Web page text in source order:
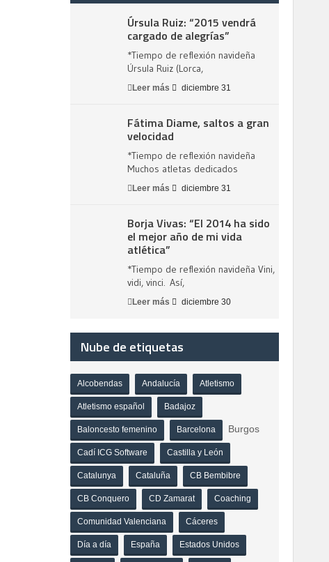
Úrsula Ruiz: “2015 vendrá
cargado de alegrías”
*Tiempo de reflexión navideña
Úrsula Ruiz (Lorca,
Leer más diciembre 31
Fátima Diame, saltos a gran
velocidad
*Tiempo de reflexión navideña
Muchos atletas dedicados
Leer más diciembre 31
Borja Vivas: “El 2014 ha sido
el mejor año de mi vida
atlética”
*Tiempo de reflexión navideña Vini,
vidi, vinci. Así,
Leer más diciembre 30
Nube de etiquetas
Alcobendas Andalucía Atletismo
Atletismo español Badajoz
Baloncesto femenino Barcelona Burgos
Cadí ICG Software Castilla y León
Catalunya Cataluña CB Bembibre
CB Conquero CD Zamarat Coaching
Comunidad Valenciana Cáceres
Día a día España Estados Unidos